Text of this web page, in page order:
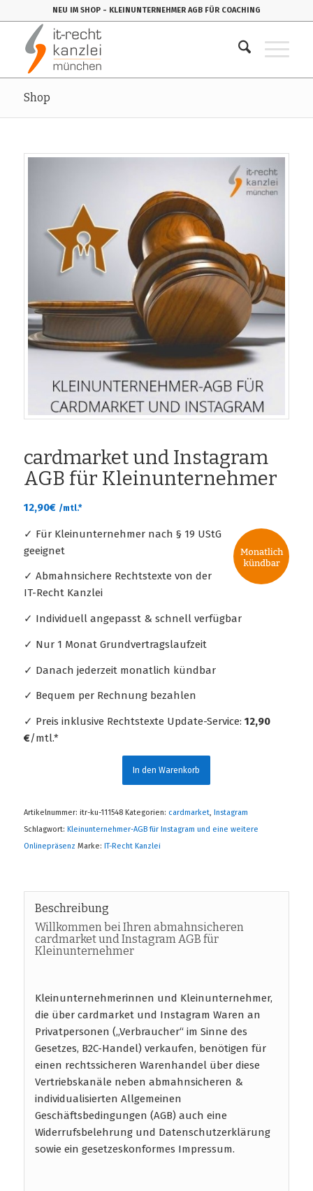
NEU IM SHOP - KLEINUNTERNEHMER AGB FÜR COACHING
Shop
cardmarket und Instagram
AGB für Kleinunternehmer
12,90€ /mtl.*
✓ Für Kleinunternehmer nach § 19 UStG
geeignet
✓ Abmahnsichere Rechtstexte von der
IT-Recht Kanzlei
✓ Individuell angepasst & schnell verfügbar
✓ Nur 1 Monat Grundvertragslaufzeit
✓ Danach jederzeit monatlich kündbar
✓ Bequem per Rechnung bezahlen
✓ Preis inklusive Rechtstexte Update-Service: 12,90
€/mtl.*
In den Warenkorb
Artikelnummer: itr-ku-111548 Kategorien: cardmarket, Instagram
Schlagwort: Kleinunternehmer-AGB für Instagram und eine weitere
Onlinepräsenz Marke: IT-Recht Kanzlei
Beschreibung
Willkommen bei Ihren abmahnsicheren
cardmarket und Instagram AGB für
Kleinunternehmer
Kleinunternehmerinnen und Kleinunternehmer,
die über cardmarket und Instagram Waren an
Privatpersonen („Verbraucher“ im Sinne des
Gesetzes, B2C-Handel) verkaufen, benötigen für
einen rechtssicheren Warenhandel über diese
Vertriebskanäle neben abmahnsicheren &
individualisierten Allgemeinen
Geschäftsbedingungen (AGB) auch eine
Widerrufsbelehrung und Datenschutzerklärung
sowie ein gesetzeskonformes Impressum.